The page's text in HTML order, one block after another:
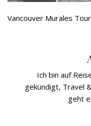
Vancouver Murales Tour
Ich bin auf
gekündigt, Travel
geht